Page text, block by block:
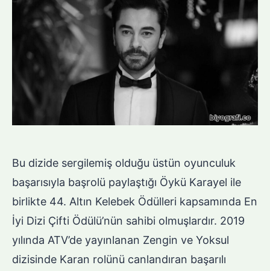
Bu dizide sergilemiş olduğu üstün oyunculuk
başarısıyla başrolü paylaştığı Öykü Karayel ile
birlikte 44. Altın Kelebek Ödülleri kapsamında En
İyi Dizi Çifti Ödülü’nün sahibi olmuşlardır. 2019
yılında ATV’de yayınlanan Zengin ve Yoksul
dizisinde Karan rolünü canlandıran başarılı